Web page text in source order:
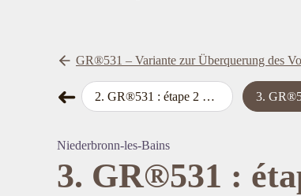
GR®531 – Variante zur Überquerung des
➜map.drawer.prev
2. GR®531 : étape 2 de Lembach à Niederbronn-les-Bains 3.GR®531 : étape 3
Niederbronn-les-Bains
3. GR®531 :